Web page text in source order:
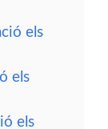
els
els
els